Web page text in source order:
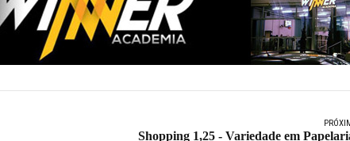
Shopping 1,25 - Variedade em